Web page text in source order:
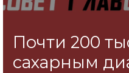
Почти 200
сахарным